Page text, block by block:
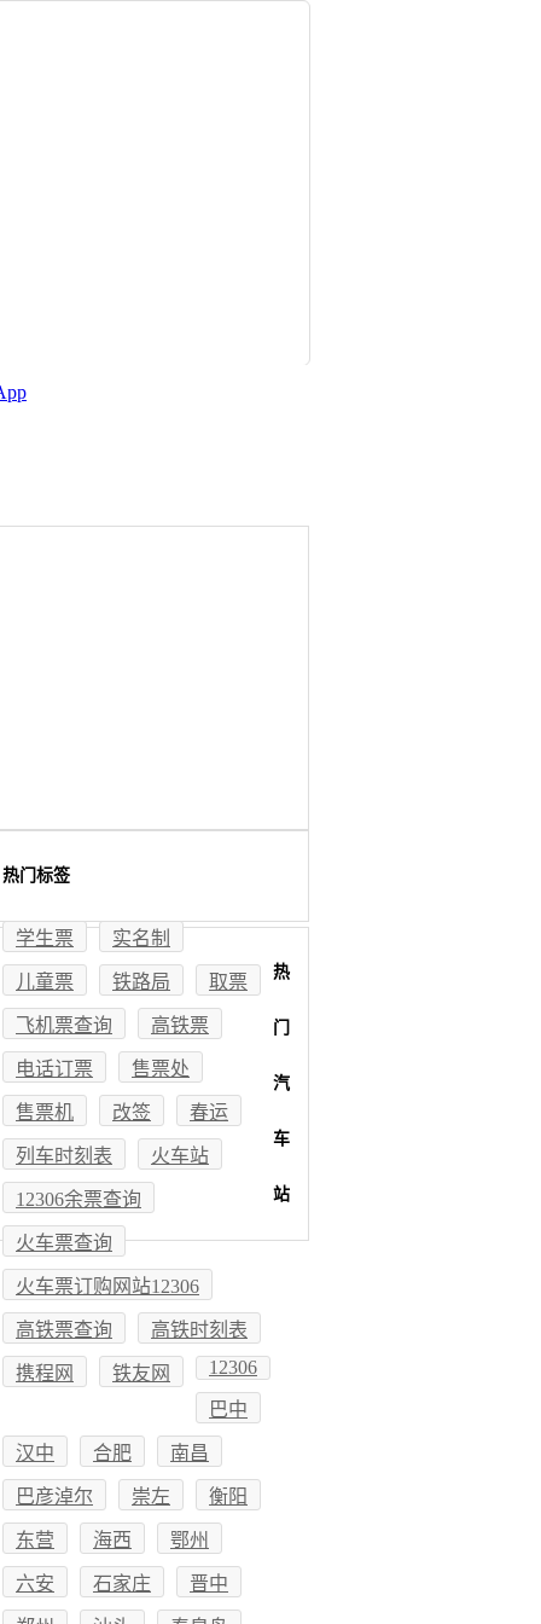
热门标签
学生票 实名制
儿童票 铁路局 取票
飞机票查询 高铁票
电话订票 售票处
售票机 改签 春运
列车时刻表 火车站
12306余票查询
火车票查询
火车票订购网站12306
高铁票查询 高铁时刻表
携程网 铁友网 12306
热
门
汽
车
站
巴中
汉中 合肥 南昌
巴彦淖尔 崇左 衡阳
东营 海西 鄂州
六安 石家庄 晋中